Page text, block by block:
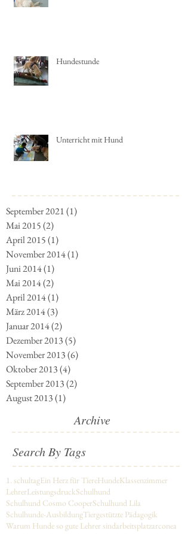
September 2021
Mai 2015(2)2 Beiträge
April 2015(1)
November 2014
Juni 2014(1)1 Beitrag
Mai 2014(2)2 Beiträge
April 2014(1)1 Beitrag
März 2014(3)3 Beiträge
Januar 2014(2)2 Beiträge
Dezember 2013(5)
November 2013 (6)
Oktober 2013(4)
(2)2 Beiträge
August 2013 (1)1 Beitrag
Archive
Search By Tags
1. schultagEin Herz für TiereHundeKlassenzimmer
LehrerLeistungsdruckSchulhund